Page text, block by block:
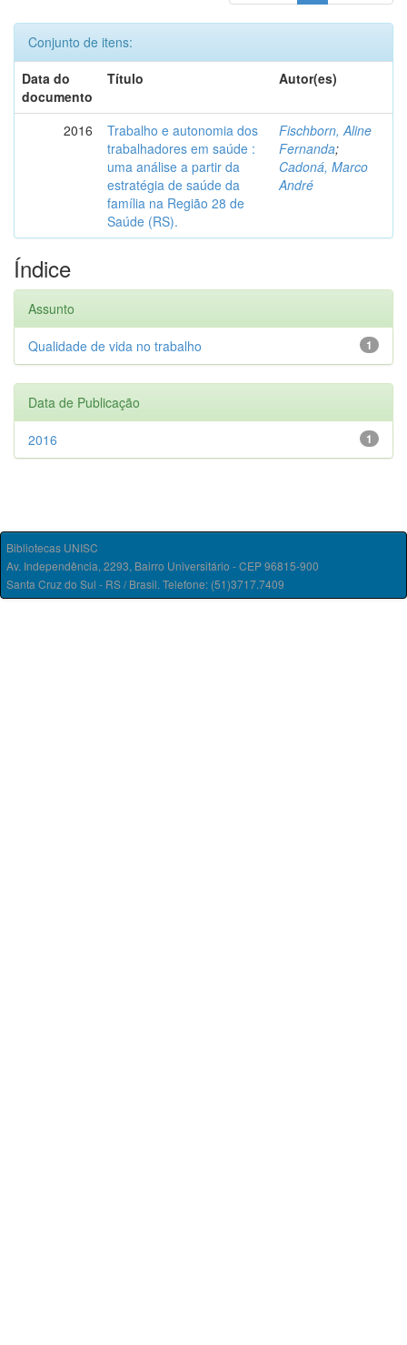
Conjunto de itens:
Data do
documento
Título Autor(es)
2016
Trabalho e autonomia dos
trabalhadores em saúde :
uma análise a partir da
estratégia de saúde da
família na Região 28 de
Saúde (RS).
Fischborn, Aline
Fernanda;
Cadoná, Marco
André
Índice
Assunto
1
Qualidade de vida no trabalho
Data de Publicação
1
2016
Bibliotecas UNISC
Av. Independência, 2293, Bairro Universitário - CEP 96815-900
Santa Cruz do Sul - RS / Brasil. Telefone: (51)3717.7409